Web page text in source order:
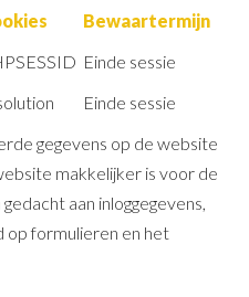
Bewaartermijn
Einde sessie
Einde sessie
gegevens op de website
makkelijker is voor de
aan inloggegevens,
op formulieren en het